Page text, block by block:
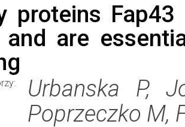
proteins
and are
Urbanska P,
Poprzeczko M,